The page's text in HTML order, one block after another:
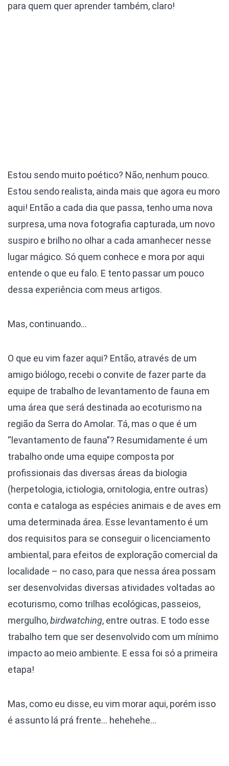
para quem quer aprender também, claro!
Estou sendo muito poético? Não, nenhum pouco.
Estou sendo realista, ainda mais que agora eu moro
aqui! Então a cada dia que passa, tenho uma nova
surpresa, uma nova fotografia capturada, um novo
suspiro e brilho no olhar a cada amanhecer nesse
lugar mágico. Só quem conhece e mora por aqui
entende o que eu falo. E tento passar um pouco
dessa experiência com meus artigos.
Mas, continuando…
O que eu vim fazer aqui? Então, através de um
amigo biólogo, recebi o convite de fazer parte da
equipe de trabalho de levantamento de fauna em
uma área que será destinada ao ecoturismo na
região da Serra do Amolar. Tá, mas o que é um
“levantamento de fauna”? Resumidamente é um
trabalho onde uma equipe composta por
profissionais das diversas áreas da biologia
(herpetologia, ictiologia, ornitologia, entre outras)
conta e cataloga as espécies animais e de aves em
uma determinada área. Esse levantamento é um
dos requisitos para se conseguir o licenciamento
ambiental, para efeitos de exploração comercial da
localidade – no caso, para que nessa área possam
ser desenvolvidas diversas atividades voltadas ao
ecoturismo, como trilhas ecológicas, passeios,
mergulho,birdwatching, entre outras. E todo esse
trabalho tem que ser desenvolvido com um mínimo
impacto ao meio ambiente. E essa foi só a primeira
etapa!
Mas, como eu disse, eu vim morar aqui, porém isso
é assunto lá prá frente… hehehehe…